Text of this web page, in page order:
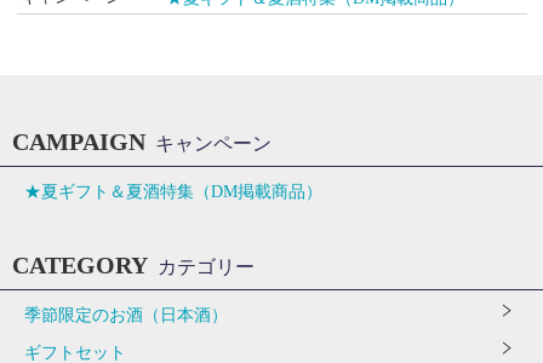
CAMPAIGN キャンペーン
★夏ギフト＆夏酒特集（DM掲載商品）
CATEGORY カテゴリー
季節限定のお酒（日本酒）
ギフトセット